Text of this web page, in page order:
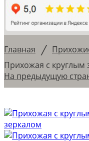
Главная /
Прихожая с круглым
На предыдущую